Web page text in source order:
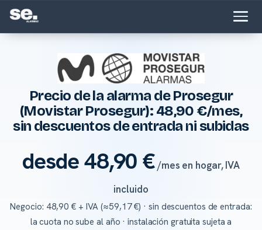
Precio de la alarma de Prosegur
(Movistar Prosegur): 48,90 €/mes,
sin descuentos de entrada ni subidas
desde 48,90 €/mes en hogar, IVA
incluido
Negocio: 48,90 € + IVA (≈59,17 €) · sin descuentos de entrada:
la cuota no sube al año · instalación gratuita sujeta a